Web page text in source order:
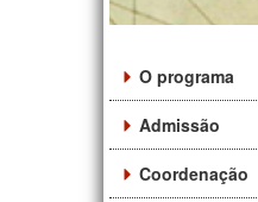
O programa
Admissão
Coordenação